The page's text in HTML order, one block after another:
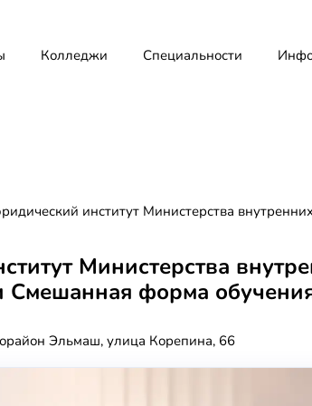
Колледжи Специальности
институт Министерства
Министерства
Смешанная форма
Эльмаш, улица Корепина, 66